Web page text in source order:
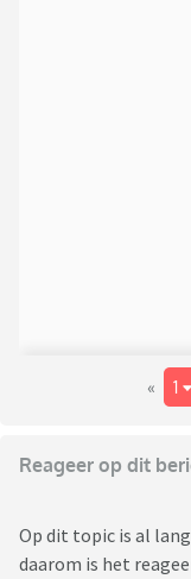
« 1
Reageer op dit
Op dit topic is al
daarom is het